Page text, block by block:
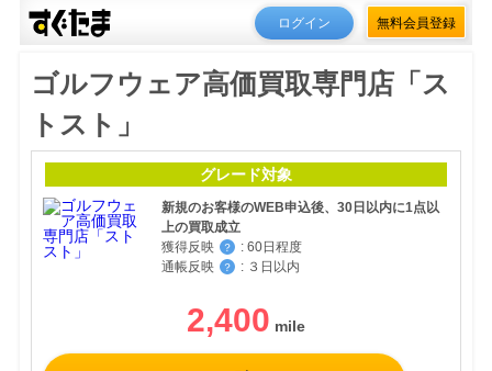
ログイン 無料会員登録
ゴルフウェア高価買取専門店「ス
トスト」
グレード対象
新規のお客様のWEB申込後、30日以内に1点以
上の買取成立
獲得反映
？ : 60日程度
通帳反映
？ : ３日以内
2,400